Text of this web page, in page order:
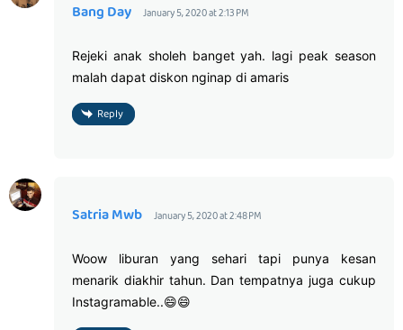
Bang Day January 5, 2020 at 2:13 PM
Rejeki anak sholeh banget yah. lagi peak season
malah dapat diskon nginap di amaris
Reply
Satria Mwb January 5, 2020 at 2:48 PM
Woow liburan yang sehari tapi punya kesan
menarik diakhir tahun. Dan tempatnya juga cukup
Instagramable..😄😄